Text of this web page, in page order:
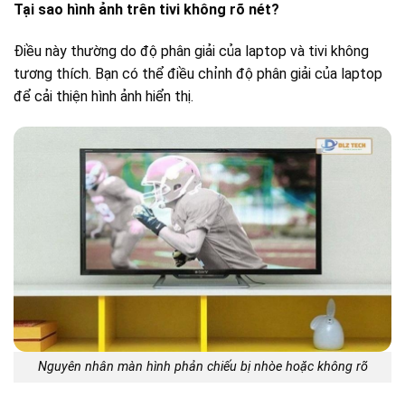
Tại sao hình ảnh trên tivi không rõ nét?
Điều này thường do độ phân giải của laptop và tivi không
tương thích. Bạn có thể điều chỉnh độ phân giải của laptop
để cải thiện hình ảnh hiển thị.
Nguyên nhân màn hình phản chiếu bị nhòe hoặc không rõ